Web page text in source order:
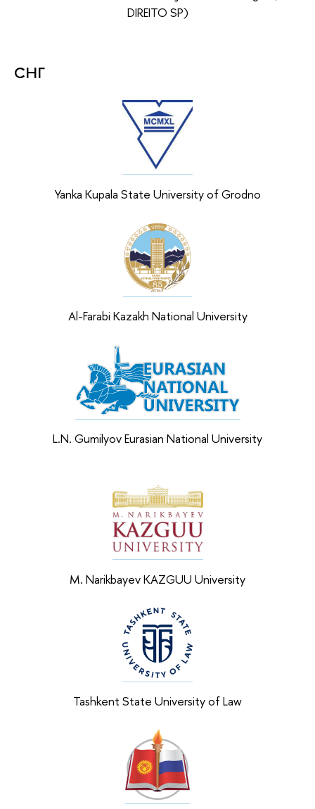
DIREITO SP)
СНГ
Yanka Kupala State University of Grodno
Al-Farabi Kazakh National University
L.N. Gumilyov Eurasian National University
M. Narikbayev KAZGUU University
Tashkent State University of Law